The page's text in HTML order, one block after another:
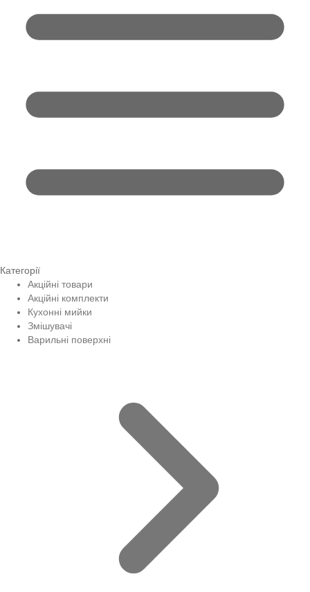
Категорії
Акційні товари
Акційні комплекти
Кухонні мийки
Змішувачі
Варильні поверхні